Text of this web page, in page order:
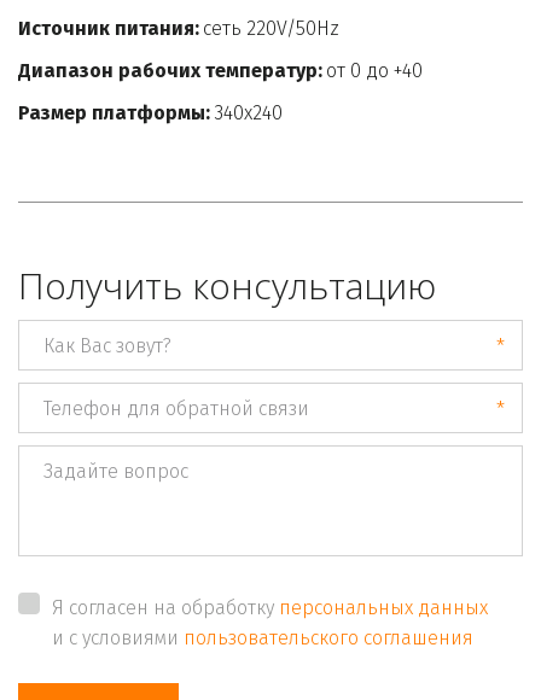
Источник питания: сеть 220V/50Hz
Диапазон рабочих температур: от 0 до +40
Размер платформы: 340х240
Получить консультацию
*
*
Я согласен на обработку персональных данных
и с условиями пользовательского соглашения